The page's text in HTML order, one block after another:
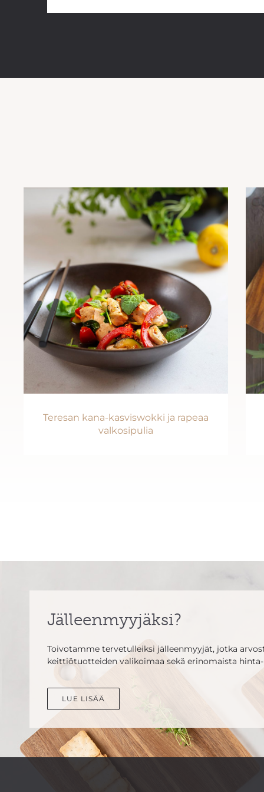
Teresan kana-kasviswokki ja rapeaa
valkosipulia
Jälleenmyyjäksi?
Toivotamme tervetulleiksi jälleenmyyjät, jotka
keittiötuotteiden valikoimaa sekä erinomaista
LUE LISÄÄ